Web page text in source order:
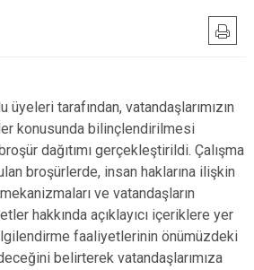
üyeleri tarafından, vatandaşlarımızın
konusunda bilinçlendirilmesi
dağıtımı gerçekleştirildi. Çalışma
broşürlerde, insan haklarına ilişkin
ve vatandaşların
hakkında açıklayıcı içeriklere yer
faaliyetlerinin önümüzdeki
belirterek vatandaşlarımıza